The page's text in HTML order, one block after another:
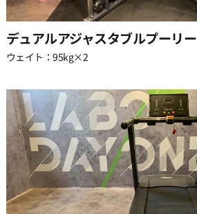
29:00
29:30
デュアルアジャスタブルプーリー
ウェイト：95kg×2